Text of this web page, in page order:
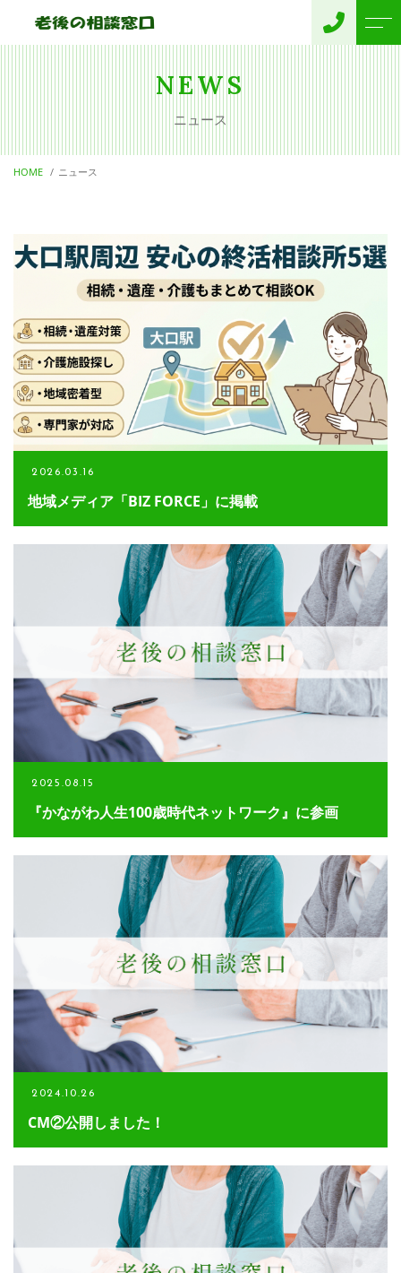
老後の相談窓口について
サポートメニュー
項目別サービス
終活終身サポート
代表 プロフィール
ブログ
お問い合わせ
お電話でのお問い合わせ
CONTACT
NEWS
ニュース
HOME ニュース
2026.03.16
地域メディア「BIZ FORCE」に掲載
2025.08.15
『かながわ人生100歳時代ネットワーク』に参画
2024.10.26
CM②公開しました！